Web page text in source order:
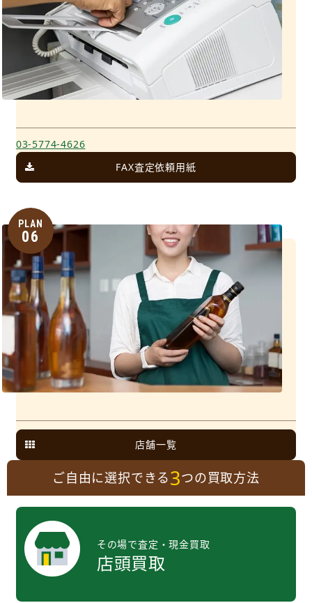
03-5774-4626
FAX査定依頼用紙
PLAN
06
店舗一覧
ご自由に選択できる3つの買取方法
その場で査定・現金買取
店頭買取